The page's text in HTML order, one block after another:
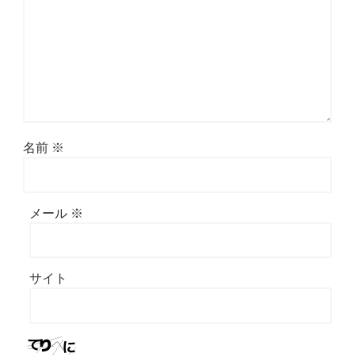
名前 ※
メール ※
サイト